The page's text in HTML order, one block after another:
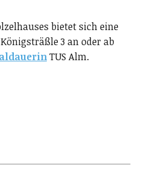
bietet sich eine
3 an oder ab
TUS Alm.